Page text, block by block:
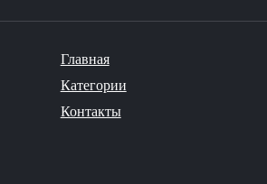
Главная
Категории
Контакты